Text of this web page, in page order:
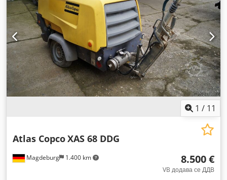
1 / 11
Magdeburg 1.400 km
Atlas CopcoXAS 68 DDG
8.500 €
VB додава се ДДВ